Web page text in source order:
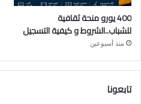
400 يورو منحة ثقافية
للشباب..الشروط و كيفية التسجيل
منذ أسبوعين
تابعونا